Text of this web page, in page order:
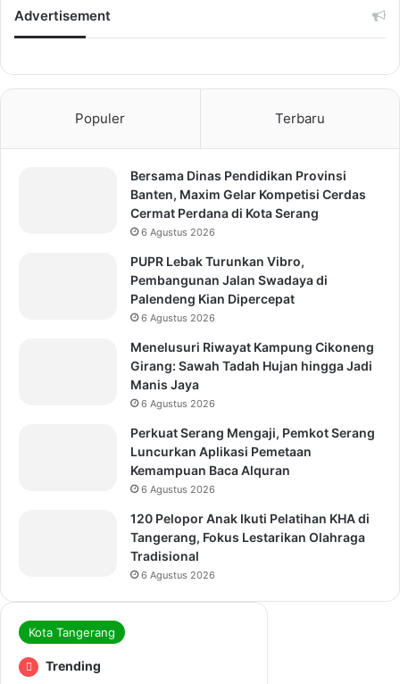
Advertisement
Populer Terbaru
Bersama Dinas Pendidikan Provinsi
Banten, Maxim Gelar Kompetisi Cerdas
Cermat Perdana di Kota Serang
6 Agustus 2026
PUPR Lebak Turunkan Vibro,
Pembangunan Jalan Swadaya di
Palendeng Kian Dipercepat
6 Agustus 2026
Menelusuri Riwayat Kampung Cikoneng
Girang: Sawah Tadah Hujan hingga Jadi
Manis Jaya
6 Agustus 2026
Perkuat Serang Mengaji, Pemkot Serang
Luncurkan Aplikasi Pemetaan
Kemampuan Baca Alquran
6 Agustus 2026
120 Pelopor Anak Ikuti Pelatihan KHA di
Tangerang, Fokus Lestarikan Olahraga
Tradisional
6 Agustus 2026